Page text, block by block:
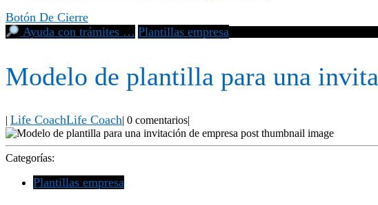
Botón De Cierre
Ayuda con trámites … Plantillas empresaModelo de plantilla para una
Modelo de plantilla para una
Life CoachLife Coach 0 comentarios
Categorías:
Plantillas empresa